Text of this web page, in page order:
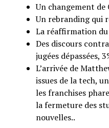
Un changement de
Un rebranding qui
La réaffirmation
Des discours
jugées dépassées,
L’arrivée de
issues de la tech,
les franchises
la fermeture des
nouvelles..